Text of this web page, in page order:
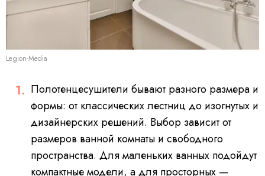
Legion-Media
Полотенцесушители бывают разного размера и
формы: от классических лестниц до изогнутых и
дизайнерских решений. Выбор зависит от
размеров ванной комнаты и свободного
пространства. Для маленьких ванных подойдут
компактные модели, а для просторных —